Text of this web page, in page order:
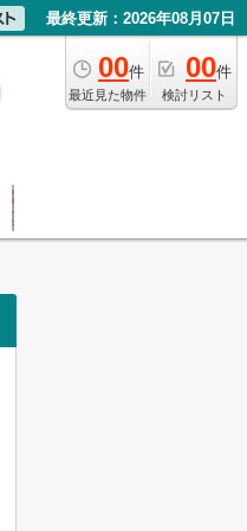
最終更新：2026年08月07日
00件
最近見た物件
00件
検討リスト